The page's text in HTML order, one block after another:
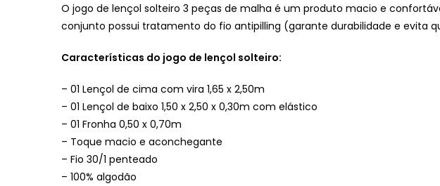
O jogo de lençol solteiro 3 peças de malha é um produto macio e
conjunto possui tratamento do fio antipilling (garante durabilidade e evita
Características do jogo de lençol solteiro:
– 01 Lençol de cima com vira 1,65 x 2,50m
– 01 Lençol de baixo 1,50 x 2,50 x 0,30m com elástico
– 01 Fronha 0,50 x 0,70m
– Toque macio e aconchegante
– Fio 30/1 penteado
– 100% algodão